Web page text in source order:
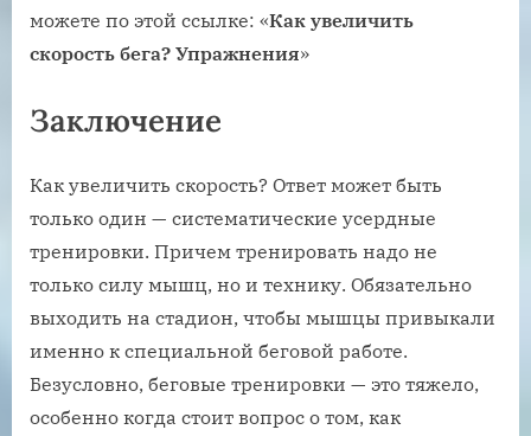
можете по этой ссылке: «Как увеличить
скорость бега? Упражнения»
Заключение
Как увеличить скорость? Ответ может быть
только один — систематические усердные
тренировки. Причем тренировать надо не
только силу мышц, но и технику. Обязательно
выходить на стадион, чтобы мышцы привыкали
именно к специальной беговой работе.
Безусловно, беговые тренировки — это тяжело,
особенно когда стоит вопрос о том, как